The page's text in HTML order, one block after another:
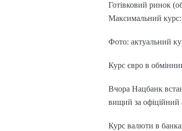
Готівковий ринок
Максимальний курс:
Фото: актуальний
Курс євро в
Вчора Нацбанк
вищий за офіційний
Курс валюти в